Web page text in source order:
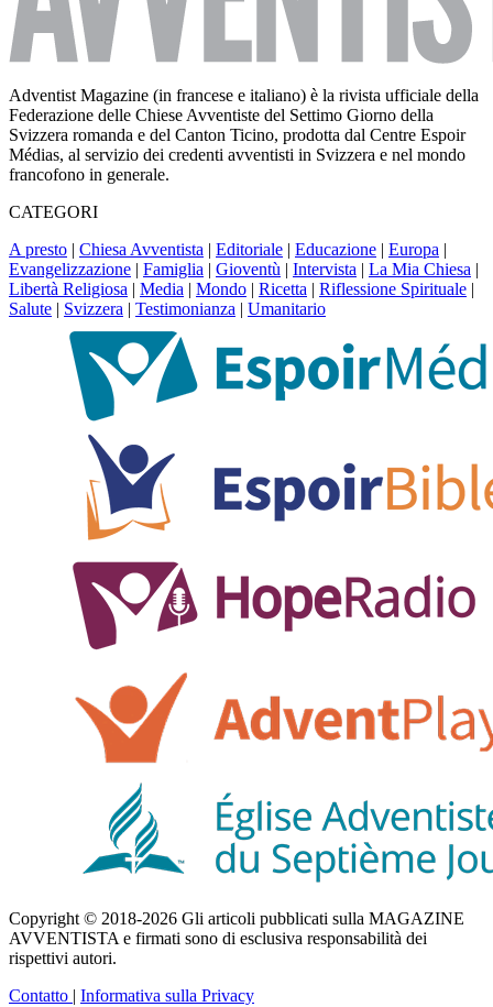
Adventist Magazine (in francese e italiano) è la rivista ufficiale della
Federazione delle Chiese Avventiste del Settimo Giorno della
Svizzera romanda e del Canton Ticino, prodotta dal Centre Espoir
Médias, al servizio dei credenti avventisti in Svizzera e nel mondo
francofono in generale.
CATEGORI
A presto | Chiesa Avventista | Editoriale | Educazione | Europa |
Evangelizzazione | Famiglia | Gioventù | Intervista | La Mia Chiesa |
Libertà Religiosa | Media | Mondo | Ricetta | Riflessione Spirituale |
Salute | Svizzera | Testimonianza | Umanitario
Copyright © 2018-2026 Gli articoli pubblicati sulla MAGAZINE
AVVENTISTA e firmati sono di esclusiva responsabilità dei
rispettivi autori.
Contatto | Informativa sulla Privacy